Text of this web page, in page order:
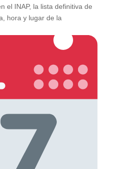
el INAP, la lista definitiva de
hora y lugar de la